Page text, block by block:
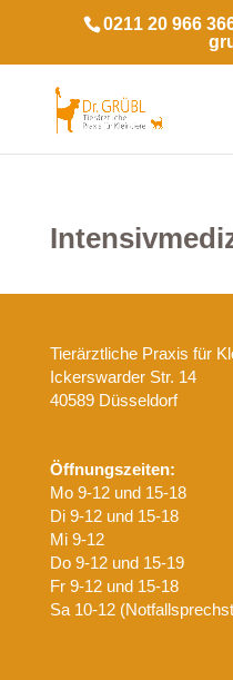
0211 20 966
Tierärztliche Praxis für
Ickerswarder Str. 14
40589 Düsseldorf
Öffnungszeiten:
Mo 9-12 und 15-18
Di 9-12 und 15-18
Mi 9-12
Do 9-12 und 15-19
Fr 9-12 und 15-18
Sa 10-12